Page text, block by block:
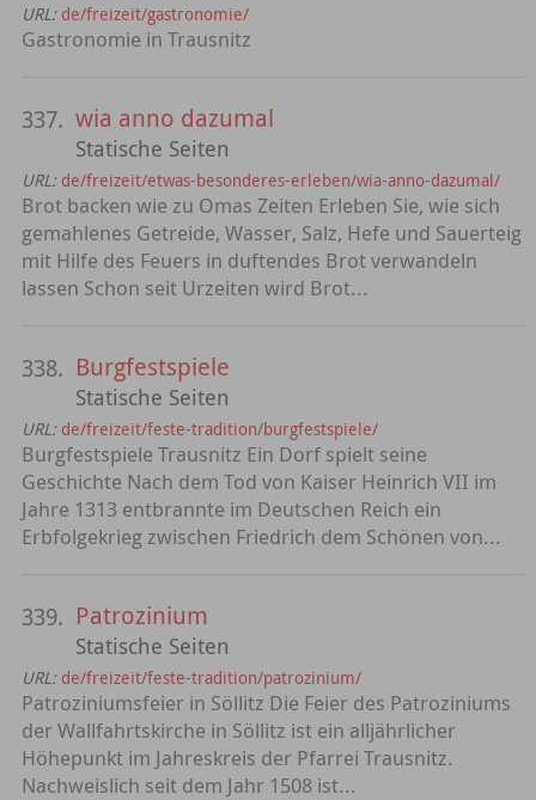
URL: de/freizeit/gastronomie/
Gastronomie in Trausnitz
337. wia anno dazumal
Statische Seiten
URL: de/freizeit/etwas-besonderes-erleben/wia-anno-dazumal/
Brot backen wie zu Omas Zeiten Erleben Sie, wie sich
gemahlenes Getreide, Wasser, Salz, Hefe und Sauerteig
mit Hilfe des Feuers in duftendes Brot verwandeln
lassen Schon seit Urzeiten wird Brot...
338. Burgfestspiele
Statische Seiten
URL: de/freizeit/feste-tradition/burgfestspiele/
Burgfestspiele Trausnitz Ein Dorf spielt seine
Geschichte Nach dem Tod von Kaiser Heinrich VII im
Jahre 1313 entbrannte im Deutschen Reich ein
Erbfolgekrieg zwischen Friedrich dem Schönen von...
339. Patrozinium
Statische Seiten
URL: de/freizeit/feste-tradition/patrozinium/
Patroziniumsfeier in Söllitz Die Feier des Patroziniums
der Wallfahrtskirche in Söllitz ist ein alljährlicher
Höhepunkt im Jahreskreis der Pfarrei Trausnitz.
Nachweislich seit dem Jahr 1508 ist...